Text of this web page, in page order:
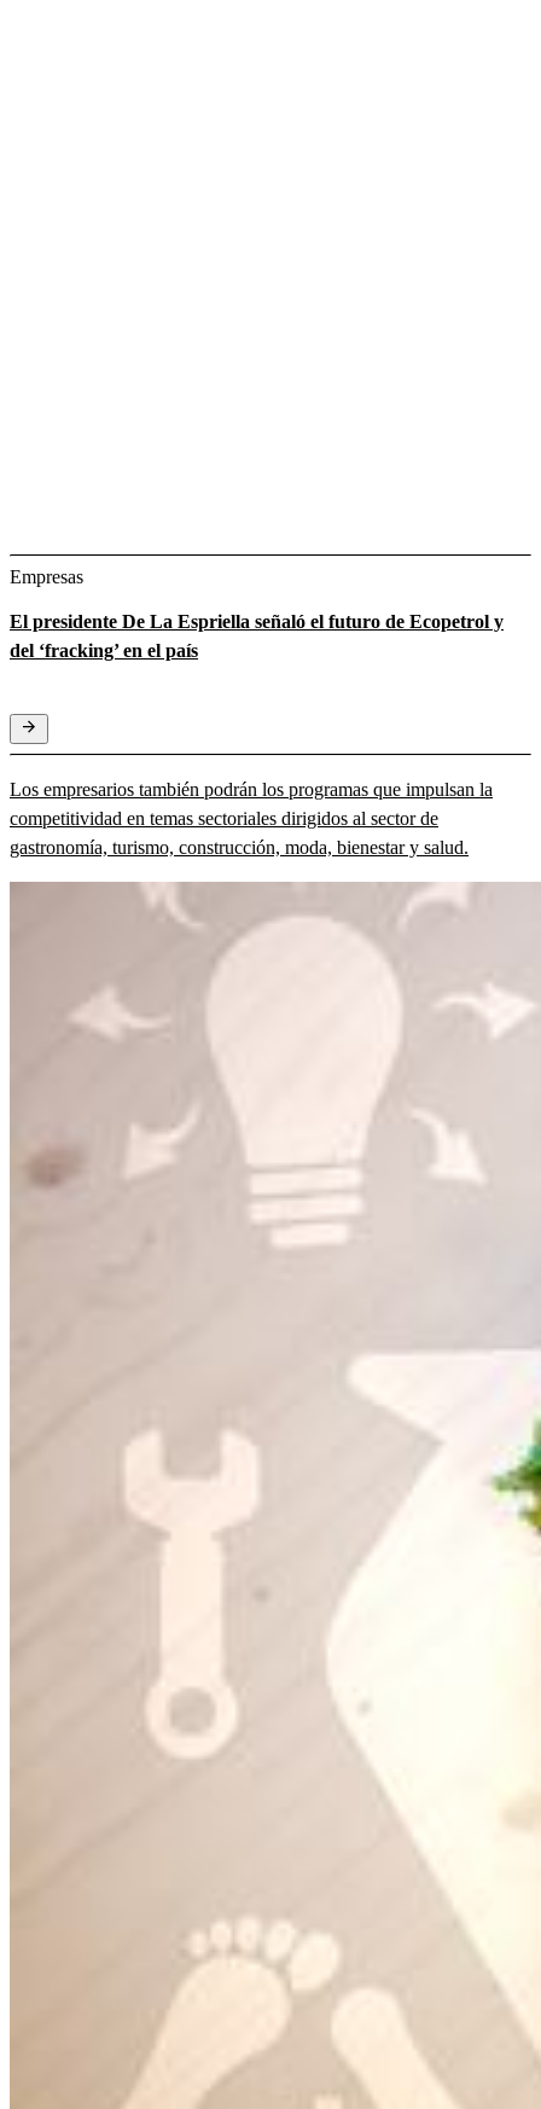
Empresas
El presidente De La Espriella señaló el futuro de Ecopetrol y
del ‘fracking’ en el país
Los empresarios también podrán los programas que impulsan la
competitividad en temas sectoriales dirigidos al sector de
gastronomía, turismo, construcción, moda, bienestar y salud.